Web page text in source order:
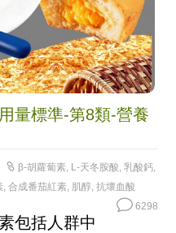
量標準-第8類-營養
β-胡蘿蔔素, L-天冬胺酸, 乳酸鈣,
, 合成番茄紅素, 肌醇, 抗壞血酸
6298
包括人群中